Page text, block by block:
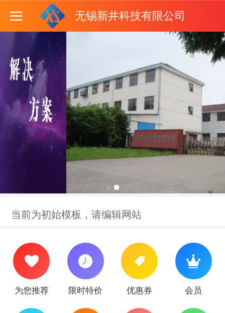
无锡新井科技有限公司
当前为初始模板，请编辑网站
为您推荐 限时特价 优惠券 会员